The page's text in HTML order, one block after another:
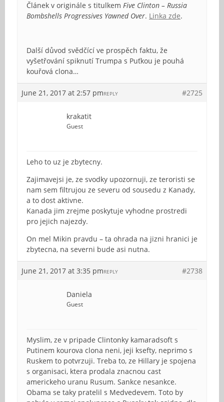
Článek v originále s titulkem Five Clinton – Russia
Bombshells Progressives Yawned Over. Linka zde.
Další důvod svědčící ve prospěch faktu, že
vyšetřování spiknutí Trumpa s Puťkou je pouhá
kouřová clona…
June 21, 2017 at 2:57 pm #2725
REPLY
krakatit
Guest
Leho to uz je zbytecny.
Zajimavejsi je, ze svodky upozornuji, ze teroristi se
nam sem filtrujou ze severu od sousedu z Kanady,
a to dost aktivne.
Kanada jim zrejme poskytuje vyhodne prostredi
pro jejich najezdy.
On mel Mikin pravdu – ta ohrada na jizni hranici je
zbytecna, na severni bude asi nutna.
June 21, 2017 at 3:35 pm #2738
REPLY
Daniela
Guest
Myslim, ze v pripade Clintonky kamaradsoft s
Putinem kourova clona neni, jeji ksefty, neprimo s
Ruskem to potvrzuji. Treba to, ze Hillary je spojena
s organisaci, ktera prodala znacnou cast
americkeho uranu Rusum. Sankce nesankce.
Obama se taky pratelil s Medvedevem. Toto by